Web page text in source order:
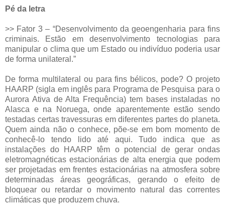
Pé da letra
>> Fator 3 – “Desenvolvimento da geoengenharia para fins
criminais. Estão em desenvolvimento tecnologias para
manipular o clima que um Estado ou indivíduo poderia usar
de forma unilateral.”
De forma multilateral ou para fins bélicos, pode? O projeto
HAARP (sigla em inglês para Programa de Pesquisa para o
Aurora Ativa de Alta Frequência) tem bases instaladas no
Alasca e na Noruega, onde aparentemente estão sendo
testadas certas travessuras em diferentes partes do planeta.
Quem ainda não o conhece, põe-se em bom momento de
conhecê-lo tendo lido até aqui. Tudo indica que as
instalações do HAARP têm o potencial de gerar ondas
eletromagnéticas estacionárias de alta energia que podem
ser projetadas em frentes estacionárias na atmosfera sobre
determinadas áreas geográficas, gerando o efeito de
bloquear ou retardar o movimento natural das correntes
climáticas que produzem chuva.